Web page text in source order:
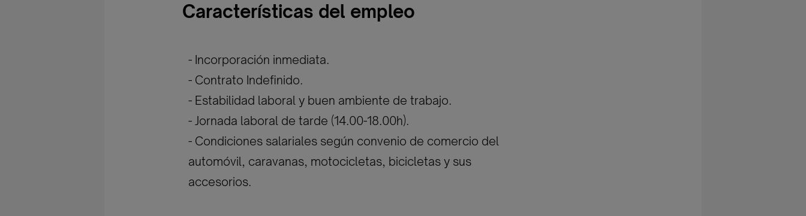
Características del empleo
- Incorporación inmediata.
- Contrato Indefinido.
- Estabilidad laboral y buen ambiente de trabajo.
- Jornada laboral de tarde (14.00-18.00h).
- Condiciones salariales según convenio de comercio del
automóvil, caravanas, motocicletas, bicicletas y sus
accesorios.